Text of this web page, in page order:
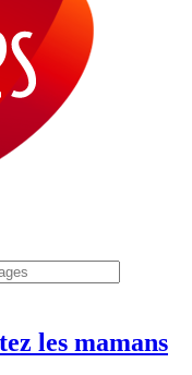
les mamans